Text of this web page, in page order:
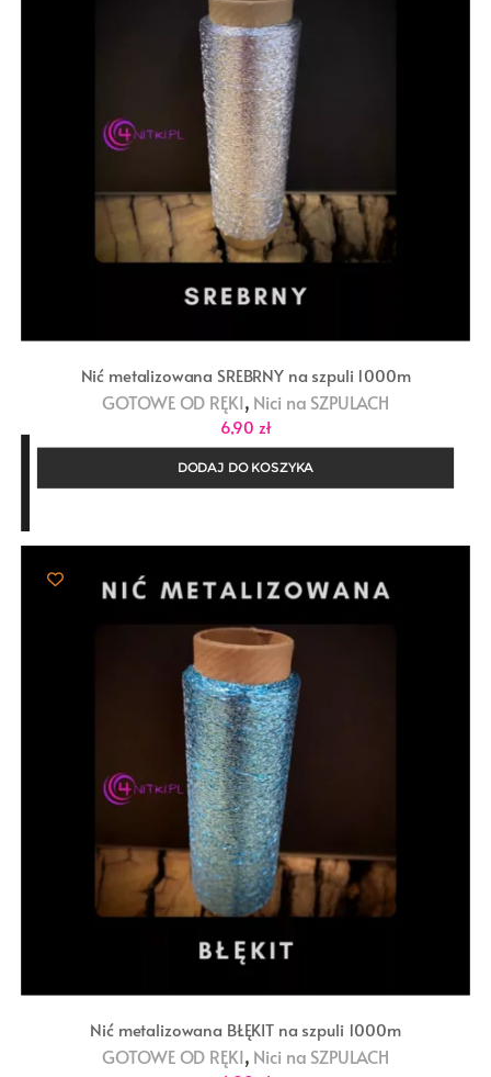
Nić metalizowana SREBRNY na szpuli 1000m
GOTOWE OD RĘKI, Nici na SZPULACH
6,90 zł
DODAJ DO KOSZYKA
Nić metalizowana BŁĘKIT na szpuli 1000m
GOTOWE OD RĘKI, Nici na SZPULACH